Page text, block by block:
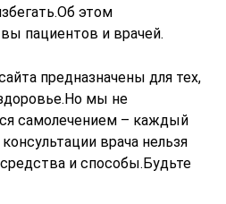
этом
пациентов и врачей.
предназначены для тех,
мы не
самолечением – каждый
врача нельзя
и способы.Будьте